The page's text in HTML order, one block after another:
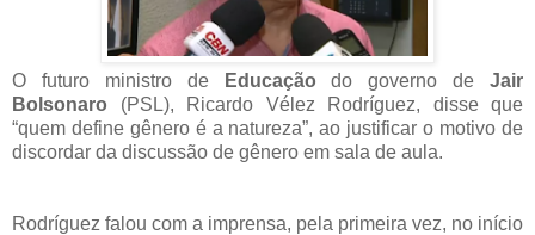
O futuro ministro de Educação do governo de Jair
Bolsonaro (PSL), Ricardo Vélez Rodríguez, disse que
“quem define gênero é a natureza”, ao justificar o motivo de
discordar da discussão de gênero em sala de aula.
Rodríguez falou com a imprensa, pela primeira vez, no início